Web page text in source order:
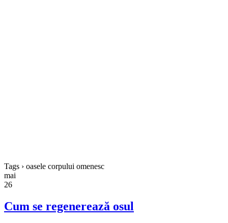
Tags › oasele corpului omenesc
mai
26
Cum se regenerează osul